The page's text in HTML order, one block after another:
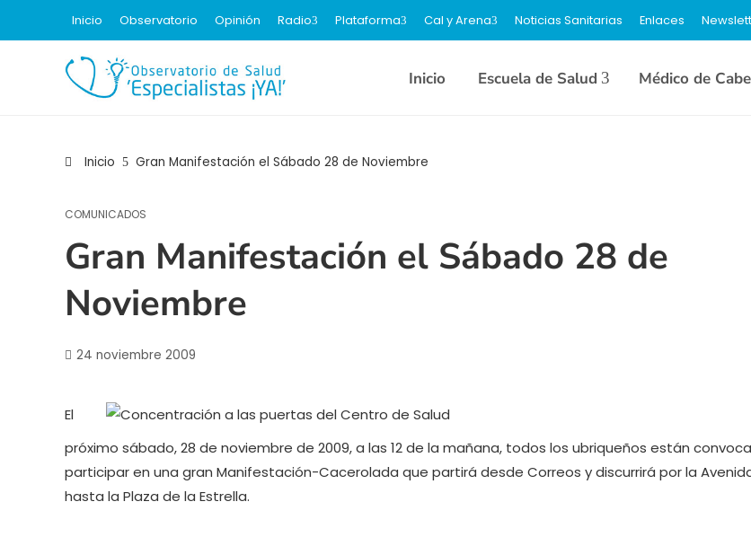
Inicio Observatorio Opinión Radio Plataforma Cal y Arena Noticias Sanitarias Enlaces
Inicio Escuela de Salud Médico de
Inicio Gran Manifestación el Sábado 28 de Noviembre
COMUNICADOS
Gran Manifestación el Sábado 28 de
Noviembre
24 noviembre 2009
El
próximo sábado, 28 de noviembre de 2009, a las 12 de la mañana, todos los ubriqueños están
participar en una gran Manifestación-Cacerolada que partirá desde Correos y discurrirá por la
hasta la Plaza de la Estrella.